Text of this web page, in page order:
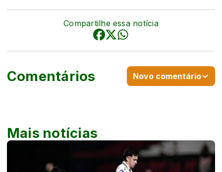
Compartilhe essa notícia
Comentários Novo comentário
Mais notícias